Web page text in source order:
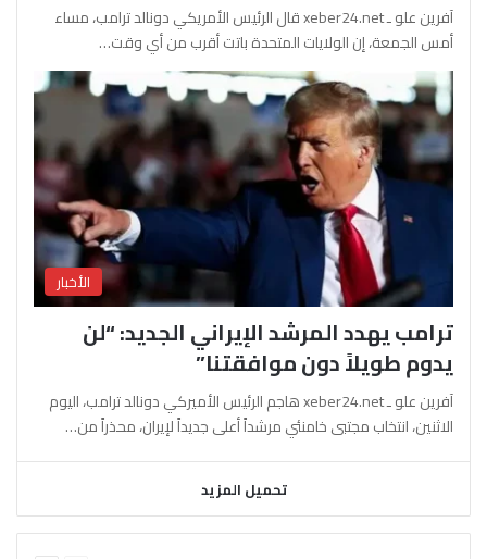
آفرين علو ـ xeber24.net قال الرئيس الأمريكي دونالد ترامب، مساء
أمس الجمعة، إن الولايات المتحدة باتت أقرب من أي وقت…
الأخبار
ترامب يهدد المرشد الإيراني الجديد: “لن
يدوم طويلاً دون موافقتنا”
آفرين علو ـ xeber24.net هاجم الرئيس الأميركي دونالد ترامب، اليوم
الاثنين، انتخاب مجتبى خامنئي مرشداً أعلى جديداً لإيران، محذراً من…
تحميل المزيد